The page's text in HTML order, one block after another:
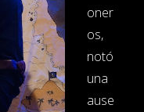
oner
os,
notó
una
ause